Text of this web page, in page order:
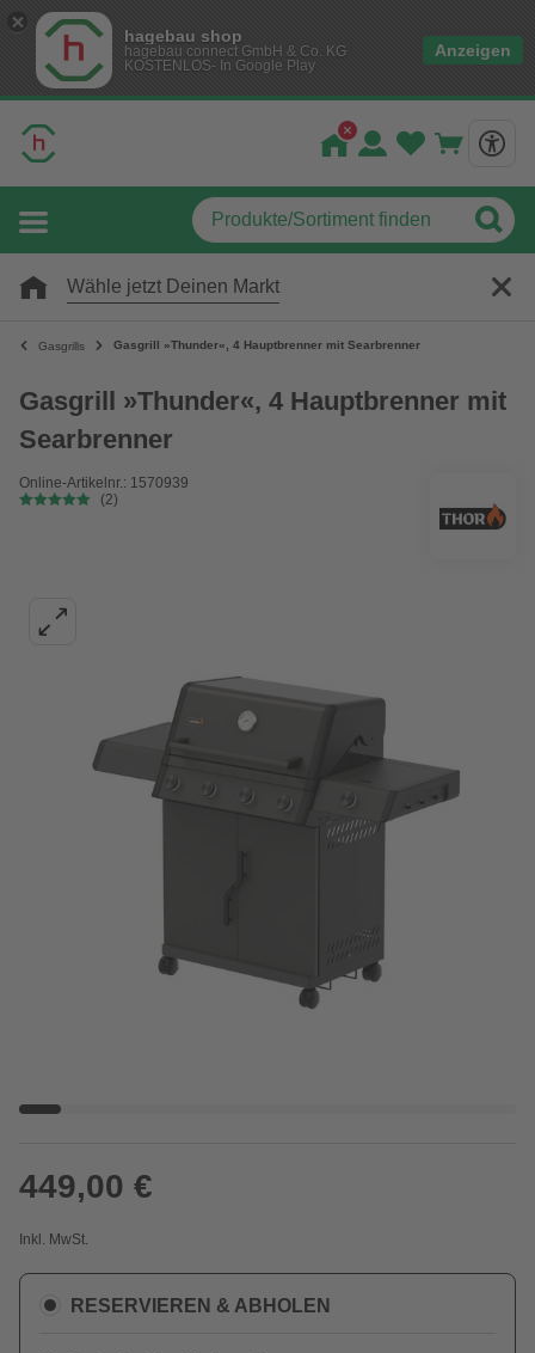
hagebau shop
hagebau connect GmbH & Co. KG
KOSTENLOS- In Google Play
Anzeigen
Wähle jetzt Deinen Markt
Gasgrills Gasgrill »Thunder«, 4 Hauptbrenner mit Searbrenner
Gasgrill »Thunder«, 4 Hauptbrenner mit
Searbrenner
Online-Artikelnr.: 1570939
(2)
449,00 €
Inkl. MwSt.
RESERVIEREN & ABHOLEN